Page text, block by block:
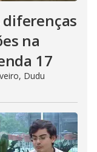
na
17
Dudu